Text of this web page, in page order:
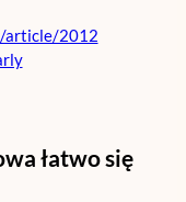
article/2012
łatwo się